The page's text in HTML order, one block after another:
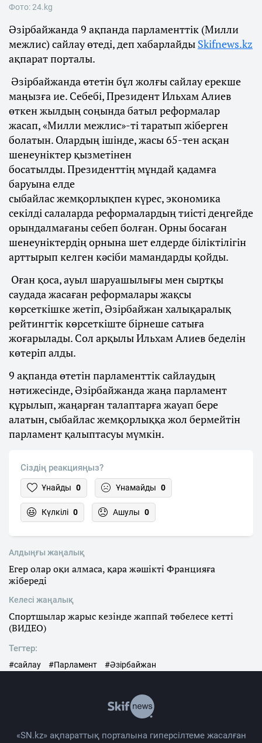
Фото: 24.kg
Әзірбайжанда 9 ақпанда парламенттік (Милли
межлис) сайлау өтеді, деп хабарлайды Skifnews.kz
ақпарат порталы.
Әзірбайжанда өтетін бұл жолғы сайлау ерекше
маңызға ие. Себебі, Президент Ильхам Алиев
өткен жылдың соңында батыл реформалар
жасап, «Милли межлис»-ті таратып жіберген
болатын. Олардың ішінде, жасы 65-тен асқан
шенеуніктер қызметінен
босатылды. Президенттің мұндай қадамға
баруына елде
сыбайлас жемқорлықпен күрес, экономика
секілді салаларда реформалардың тиісті деңгейде
орындалмағаны себеп болған. Орны босаған
шенеуніктердің орнына шет елдерде біліктілігін
арттырып келген кәсіби мамандарды қойды.
Оған қоса, ауыл шаруашылығы мен сыртқы
саудада жасаған реформалары жақсы
көрсеткішке жетіп, Әзірбайжан халықаралық
рейтингтік көрсеткіште бірнеше сатыға
жоғарылады. Сол арқылы Ильхам Алиев беделін
көтеріп алды.
9 ақпанда өтетін парламенттік сайлаудың
нәтижесінде, Әзірбайжанда жаңа парламент
құрылып, жаңарған талаптарға жауап бере
алатын, сыбайлас жемқорлыққа жол бермейтін
парламент қалыптасуы мүмкін.
Сіздің реакцияңыз?
Ұнайды 0 Ұнамайды 0
Күлкілі 0 Ашулы 0
Алдыңғы жаңалық
Егер олар оқи алмаса, қара жәшікті Францияға
жібереді
Келесі жаңалық
Спортшылар жарыс кезінде жаппай төбелесе кетті
(ВИДЕО)
Тегтер:
#сайлау #Парламент #Әзірбайжан
«SN.kz» ақпараттық порталына гиперсілтеме жасалған